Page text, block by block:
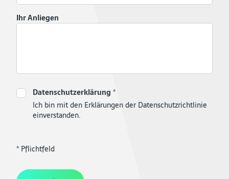
Ihr Anliegen
Datenschutzerklärung *
Ich bin mit den Erklärungen der Datenschutzrichtlinie
einverstanden.
* Pflichtfeld